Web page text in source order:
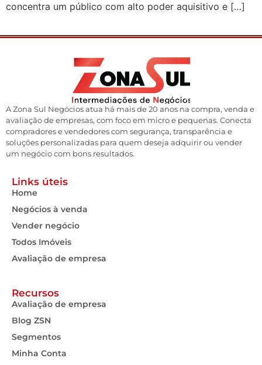
concentra um público com alto poder aquisitivo e […]
A Zona Sul Negócios atua há mais de 20 anos na compra, venda e
avaliação de empresas, com foco em micro e pequenas. Conecta
compradores e vendedores com segurança, transparência e
soluções personalizadas para quem deseja adquirir ou vender
um negócio com bons resultados.
Links úteis
Home
Negócios à venda
Vender negócio
Todos Imóveis
Avaliação de empresa
Recursos
Avaliação de empresa
Blog ZSN
Segmentos
Minha Conta